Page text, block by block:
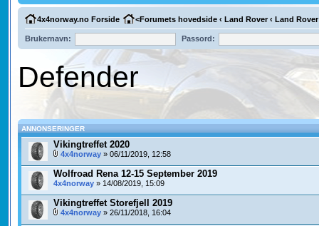
4x4norway.no Forside <Forumets hovedside ‹ Land Rover ‹ Land Rover
Brukernavn: Passord:
Defender
ANNONSERINGER
Vikingtreffet 2020
4x4norway» 06/11/2019, 12:58
Wolfroad Rena 12-15 September 2019
4x4norway» 14/08/2019, 15:09
Vikingtreffet Storefjell 2019
4x4norway» 26/11/2018, 16:04